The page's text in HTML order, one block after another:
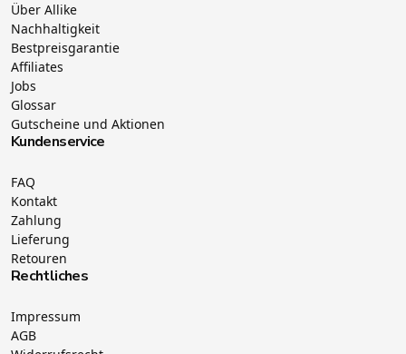
Über Allike
Nachhaltigkeit
Bestpreisgarantie
Affiliates
Jobs
Glossar
Gutscheine und Aktionen
Kundenservice
FAQ
Kontakt
Zahlung
Lieferung
Retouren
Rechtliches
Impressum
AGB